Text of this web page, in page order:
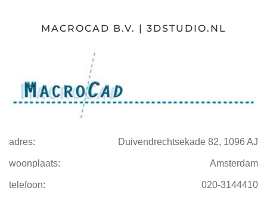
MACROCAD B.V. | 3DSTUDIO.NL
adres: Duivendrechtsekade 82, 1096 AJ
woonplaats: Amsterdam
telefoon: 020-3144410